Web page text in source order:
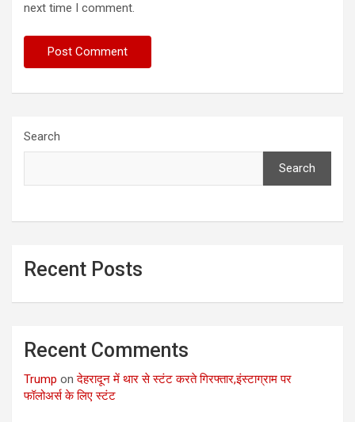
next time I comment.
Search
Search
Recent Posts
Recent Comments
Trump onदेहरादून में थार से स्टंट करते गिरफ्तार,इंस्टाग्राम पर
फॉलोअर्स के लिए स्टंट